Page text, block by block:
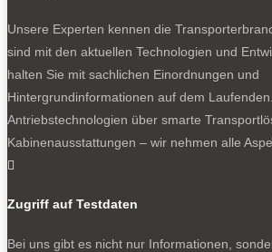
Unsere Experten kennen die
sind mit den aktuellen Technologien und
halten Sie mit sachlichen Einordnungen und
Hintergrundinformationen auf dem
Antriebstechnologien über smarte
Kabinenausstattungen – wir nehmen alle

Zugriff auf Testdaten
Bei uns gibt es nicht nur Informationen,